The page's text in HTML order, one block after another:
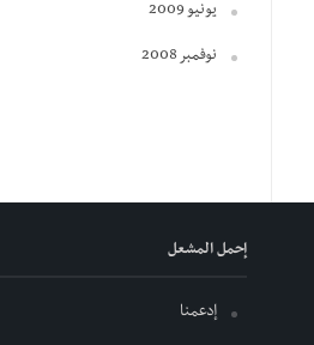
يونيو 2009
نوفمبر 2008
إحمل المشعل
إدعمنا